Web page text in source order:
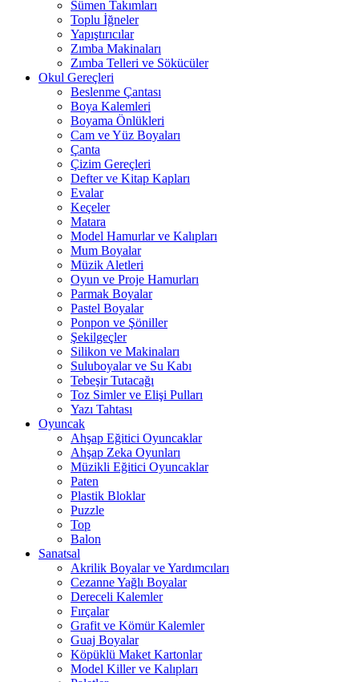
Sümen Takımları
Toplu İğneler
Yapıştırıcılar
Zımba Makinaları
Zımba Telleri ve Sökücüler
Okul Gereçleri
Beslenme Çantası
Boya Kalemleri
Boyama Önlükleri
Cam ve Yüz Boyaları
Çanta
Çizim Gereçleri
Defter ve Kitap Kapları
Evalar
Keçeler
Matara
Model Hamurlar ve Kalıpları
Mum Boyalar
Müzik Aletleri
Oyun ve Proje Hamurları
Parmak Boyalar
Pastel Boyalar
Ponpon ve Şöniller
Şekilgeçler
Silikon ve Makinaları
Suluboyalar ve Su Kabı
Tebeşir Tutacağı
Toz Simler ve Elişi Pulları
Yazı Tahtası
Oyuncak
Ahşap Eğitici Oyuncaklar
Ahşap Zeka Oyunları
Müzikli Eğitici Oyuncaklar
Paten
Plastik Bloklar
Puzzle
Top
Balon
Sanatsal
Akrilik Boyalar ve Yardımcıları
Cezanne Yağlı Boyalar
Dereceli Kalemler
Fırçalar
Grafit ve Kömür Kalemler
Guaj Boyalar
Köpüklü Maket Kartonlar
Model Killer ve Kalıpları